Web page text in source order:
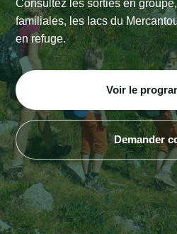
Consultez les sorties en
familiales, les lacs du
en refuge.
Voir le
Demander